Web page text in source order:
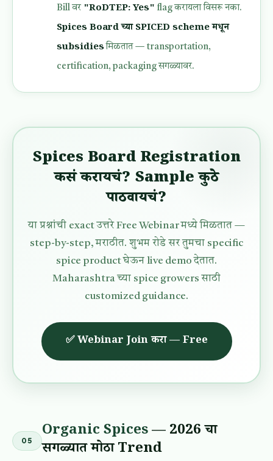
Bill वर "RoDTEP: Yes" flag करायला विसरू नका.
Spices Board च्या SPICED scheme मधून
subsidies मिळतात — transportation,
certification, packaging सगळ्यावर.
Spices Board Registration
कसं करायचं? Sample कुठे
पाठवायचं?
या प्रश्नांची exact उत्तरे Free Webinar मध्ये मिळतात —
step-by-step, मराठीत. शुभम रोडे सर तुमचा specific
spice product घेऊन live demo देतात.
Maharashtra च्या spice growers साठी
customized guidance.
✅ Webinar Join करा — Free
05 Organic Spices— 2026 चा
सगळ्यात मोठा Trend